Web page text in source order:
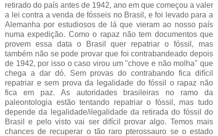
retirado do país antes de 1942, ano em que começou a valer
a lei contra a venda de fósseis no Brasil, e foi levado para a
Alemanha por estudiosos de lá que vieram ao nosso país
numa expedição. Como o rapaz não tem documentos que
provem essa data o Brasil quer repatriar o fóssil, mas
também não se pode provar que foi contrabandeado depois
de 1942, por isso o caso virou um "chove e não molha" que
chega a dar dó. Sem provas do contrabando fica difícil
repatriar e sem prova da legalidade do fóssil o rapaz não
fica em paz. As autoridades brasileiras no ramo da
paleontologia estão tentando repatriar o fóssil, mas tudo
depende da legalidade/ilegalidade da retirada do fóssil do
Brasil e pelo visto vai ser difícil provar algo. Temos mais
chances de recuperar o tão raro pterossauro se o estado